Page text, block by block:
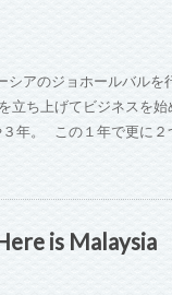
シアのジョホールバルを
立ち上げてビジネスを始
年。 この１年で更に２
is Malaysia